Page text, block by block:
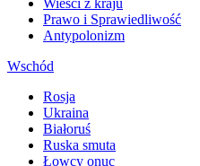
Prawo i Sprawiedliwość
Antypolonizm
Wschód
Rosja
Ukraina
Białoruś
Ruska smuta
Łowcy onuc